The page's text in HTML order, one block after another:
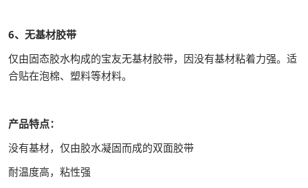
6、无基材胶带
仅由固态胶水构成的宝友无基材胶带，因没有基材粘着力强。适
合贴在泡棉、塑料等材料。
产品特点：
没有基材，仅由胶水凝固而成的双面胶带
耐温度高，粘性强